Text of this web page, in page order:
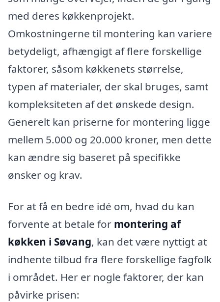
med deres køkkenprojekt.
Omkostningerne til montering kan variere
betydeligt, afhængigt af flere forskellige
faktorer, såsom køkkenets størrelse,
typen af materialer, der skal bruges, samt
kompleksiteten af det ønskede design.
Generelt kan priserne for montering ligge
mellem 5.000 og 20.000 kroner, men dette
kan ændre sig baseret på specifikke
ønsker og krav.
For at få en bedre idé om, hvad du kan
forvente at betale for montering af
køkken i Søvang, kan det være nyttigt at
indhente tilbud fra flere forskellige fagfolk
i området. Her er nogle faktorer, der kan
påvirke prisen: